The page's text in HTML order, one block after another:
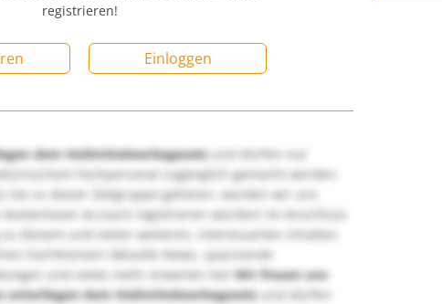
registrieren!
Einloggen
dem Heilmittelwerbegesetzund dürfen nur
Fachpersonal zugänglich gemacht werden.
Sie zu dieser Zielgruppe gehören, würden wir uns
kostenlosen Account registrieren würden! Im Anschluss
diesem und vielen weiteren, interessanten Inhalten
Fachthemen! Aktuelle News, spannende
und vieles mehr erwarten Sie!Wir freuen uns
unterliegen dem Heilmittelwerbegesetzund dürfen